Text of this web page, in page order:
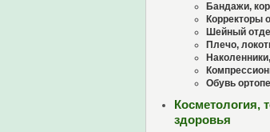
Бандажи,
Корректоры
Шейный
Плечо,
Обувь
Косметология,
здоровья